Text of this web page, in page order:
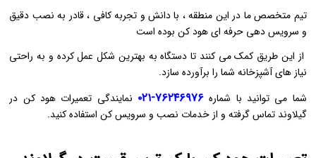
تیم متخصص ما در این منطقه ، با دانش و تجربه کافی ، قادر به نصب دقیق
و سرویس ‌دهی حرفه‌ ای هود کن بوده است
از این طریق کمک می ‌کنند تا دستگاه به بهترین شکل عمل کرده و به راحتی
نیاز های آشپزخانه شما را برآورده سازد.
شما می توانید با شماره ۷۶۲۴۶۹۷۶-۰۲۱
نمایندگی تعمیرات هود کن در
گیلاوند تماس گرفته و از خدمات نصب و سرویس کن استفاده کنید.